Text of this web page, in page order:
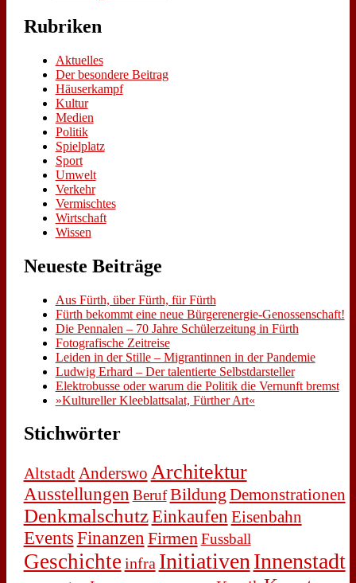
Ru­bri­ken
Aktuelles
Der besondere Beitrag
Häuserkampf
Kultur
Medien
Politik
Spielplatz
Sport
Umwelt
Verkehr
Vermischtes
Wirtschaft
Wissen
Neue­ste Bei­trä­ge
Aus Fürth, über Fürth, für Fürth
Fürth be­kommt ei­ne neue Bür­ger­en­er­gie-Ge­nos­sen­schaft!
Die Pen­na­len – 70 Jah­re Schü­ler­zei­tung in Fürth
Fo­to­gra­fi­sche Zeit­rei­se
Lei­den in der Stil­le – Mi­gran­tin­nen in der Pan­de­mie
Lud­wig Er­hard – Der ta­len­tier­te Selbst­dar­stel­ler
Elek­tro­bus­se oder war­um die Po­li­tik die Ver­nunft bremst
»Kul­tu­rel­ler Klee­blatt­sa­lat, Für­ther Art«
Stich­wör­ter
Altstadt Anderswo Architektur
Ausstellungen Beruf Bildung Demonstrationen
DenkmalschutzEinkaufen Eisenbahn
Events Finanzen Firmen Fussball
Geschichte infra InitiativenInnenstadt